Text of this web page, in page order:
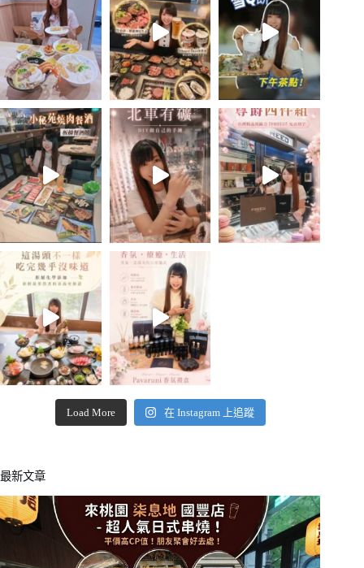
Load More 在 Instagram 上追蹤
最新文章